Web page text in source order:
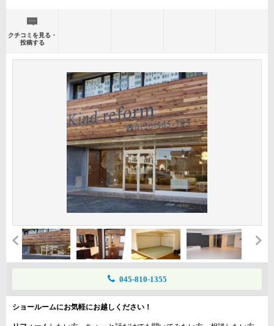
クチコミを見る・
投稿する
045-810-1355
ショールームにお気軽にお越しください！